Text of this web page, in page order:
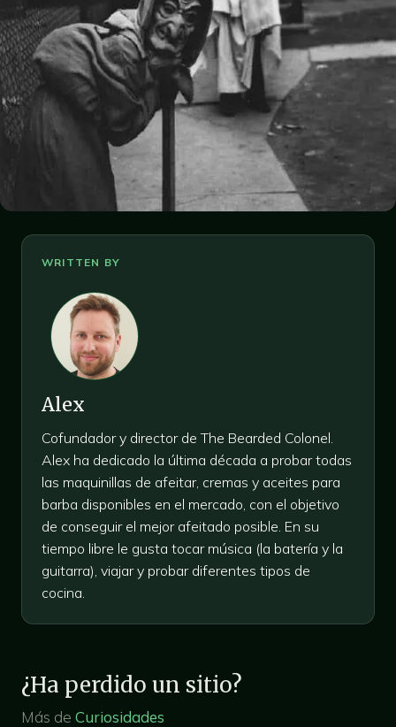
Alex
Cofundador y director de The Bearded Colonel.
Alex ha dedicado la última década a probar todas
las maquinillas de afeitar, cremas y aceites para
barba disponibles en el mercado, con el objetivo
de conseguir el mejor afeitado posible. En su
tiempo libre le gusta tocar música (la batería y la
guitarra), viajar y probar diferentes tipos de
cocina.
¿Ha perdido un sitio?
Más de Curiosidades